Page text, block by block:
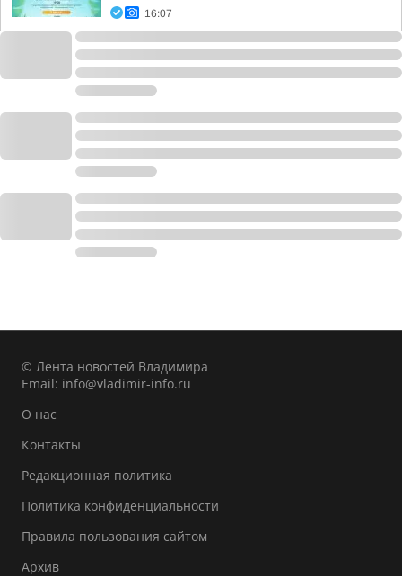
16:07
© Лента новостей Владимира
Email: info@vladimir-info.ru
О нас
Контакты
Редакционная политика
Политика конфиденциальности
Правила пользования сайтом
Архив